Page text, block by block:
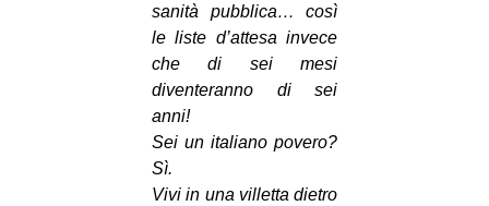
sanità pubblica… così
le liste d’attesa invece
che di sei mesi
diventeranno di sei
anni!
Sei un italiano povero?
Sì.
Vivi in una villetta dietro